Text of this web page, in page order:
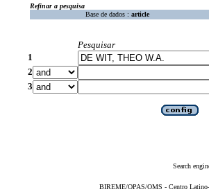
Refinar a pesquisa
Base de dados : article
Pesquisar
1
2
3
Search
BIREME/OPAS/OMS - Centro Latino-